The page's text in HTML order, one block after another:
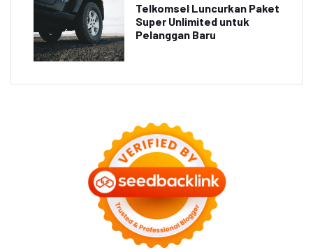
Telkomsel Luncurkan Paket
Super Unlimited untuk
Pelanggan Baru